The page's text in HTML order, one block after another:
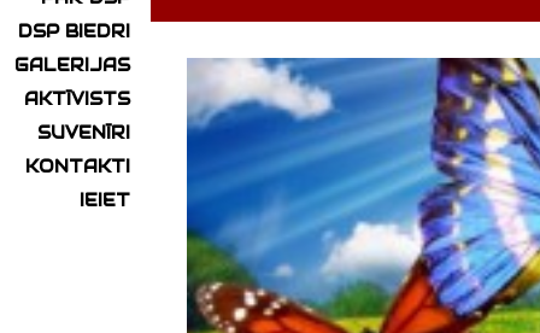
DSP BIEDRI
GALERIJAS
AKTĪVISTS
SUVENĪRI
KONTAKTI
IEIET